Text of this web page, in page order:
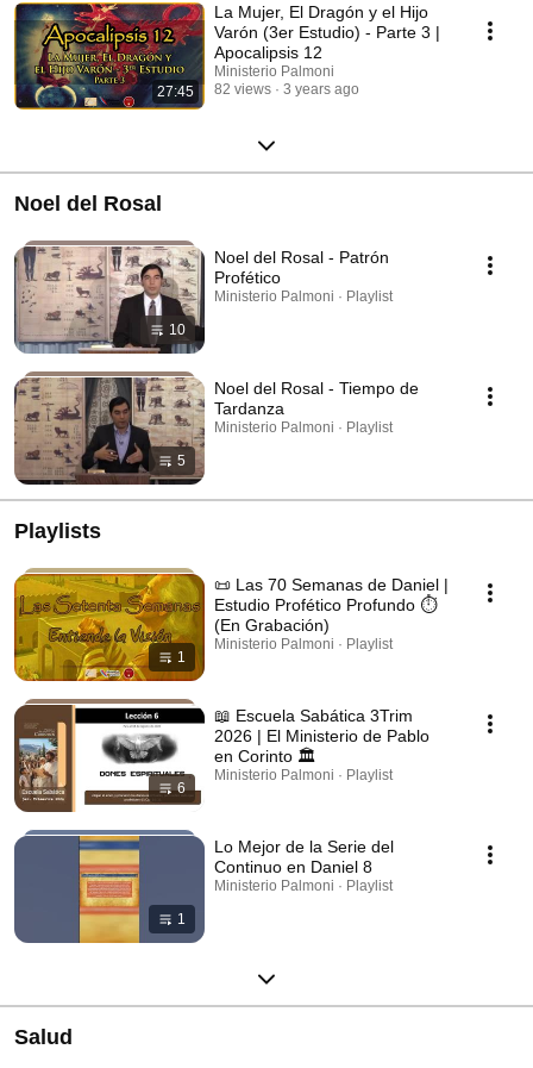
27:45
La Mujer, El Dragón y el Hijo
Varón (3er Estudio) - Parte 3 |
Apocalipsis 12
Ministerio Palmoni
82 views
3 years ago
Noel del Rosal
10
Noel del Rosal - Patrón
Profético
Ministerio Palmoni · Playlist
5
Noel del Rosal - Tiempo de
Tardanza
Ministerio Palmoni · Playlist
Playlists
1
📜 Las 70 Semanas de Daniel |
Estudio Profético Profundo ⏱️
(En Grabación)
Ministerio Palmoni · Playlist
6
📖 Escuela Sabática 3Trim
2026 | El Ministerio de Pablo
en Corinto 🏛️
Ministerio Palmoni · Playlist
1
Lo Mejor de la Serie del
Continuo en Daniel 8
Ministerio Palmoni · Playlist
Salud